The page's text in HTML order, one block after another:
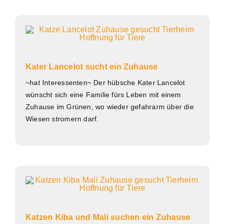
Kater Lancelot sucht ein Zuhause
~hat Interessenten~ Der hübsche Kater Lancelot
wünscht sich eine Familie fürs Leben mit einem
Zuhause im Grünen, wo wieder gefahrarm über die
Wiesen stromern darf.
Katzen Kiba und Mali suchen ein Zuhause